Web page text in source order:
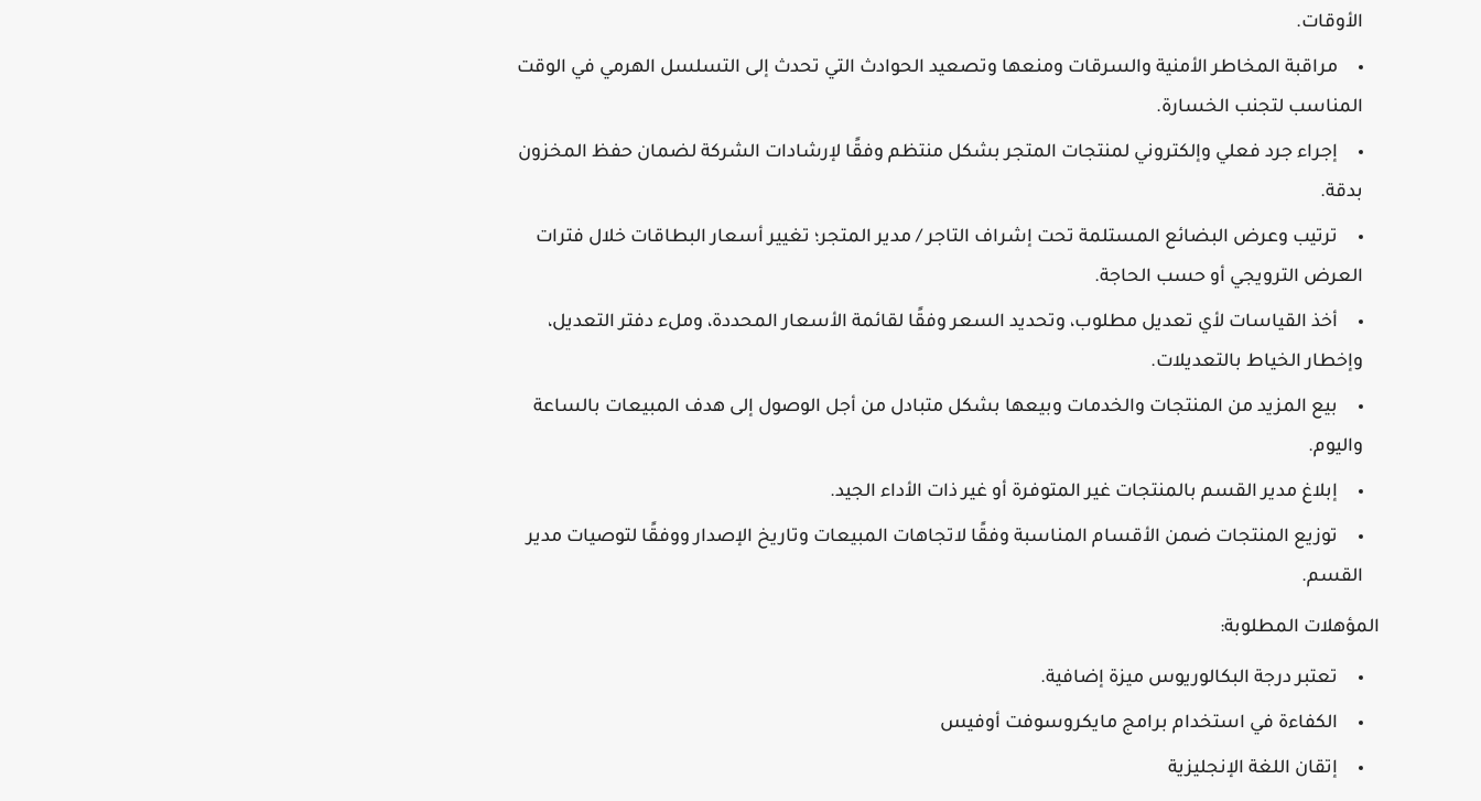
الأوقات.
مراقبة المخاطر الأمنية والسرقات ومنعها وتصعيد الحوادث التي تحدث إلى التسلسل الهرمي في الوقت
المناسب لتجنب الخسارة.
إجراء جرد فعلي وإلكتروني لمنتجات المتجر بشكل منتظم وفقًا لإرشادات الشركة لضمان حفظ المخزون
بدقة.
ترتيب وعرض البضائع المستلمة تحت إشراف التاجر / مدير المتجر؛ تغيير أسعار البطاقات خلال فترات
العرض الترويجي أو حسب الحاجة.
أخذ القياسات لأي تعديل مطلوب، وتحديد السعر وفقًا لقائمة الأسعار المحددة، وملء دفتر التعديل،
وإخطار الخياط بالتعديلات.
بيع المزيد من المنتجات والخدمات وبيعها بشكل متبادل من أجل الوصول إلى هدف المبيعات بالساعة
واليوم.
إبلاغ مدير القسم بالمنتجات غير المتوفرة أو غير ذات الأداء الجيد.
توزيع المنتجات ضمن الأقسام المناسبة وفقًا لاتجاهات المبيعات وتاريخ الإصدار ووفقًا لتوصيات مدير
القسم.
المؤهلات المطلوبة:
تعتبر درجة البكالوريوس ميزة إضافية.
الكفاءة في استخدام برامج مايكروسوفت أوفيس
إتقان اللغة الإنجليزية